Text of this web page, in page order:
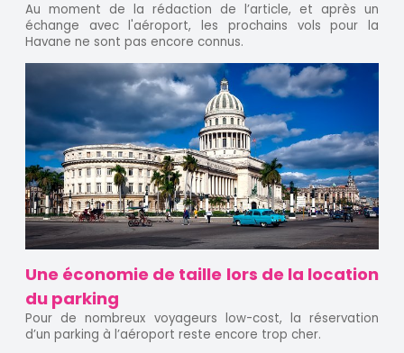
Au moment de la rédaction de l’article, et après un
échange avec l'aéroport, les prochains vols pour la
Havane ne sont pas encore connus.
Une économie de taille lors de la location
du parking
Pour de nombreux voyageurs low-cost, la réservation
d’un parking à l’aéroport reste encore trop cher.